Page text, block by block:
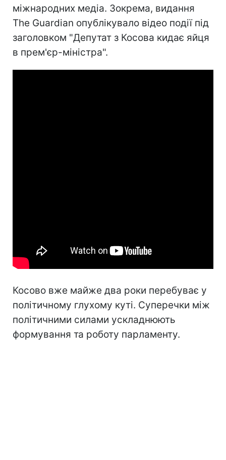
міжнародних медіа. Зокрема, видання
The Guardian опублікувало відео події під
заголовком "Депутат з Косова кидає яйця
в прем'єр-міністра".
Косово вже майже два роки перебуває у
політичному глухому куті. Суперечки між
політичними силами ускладнюють
формування та роботу парламенту.